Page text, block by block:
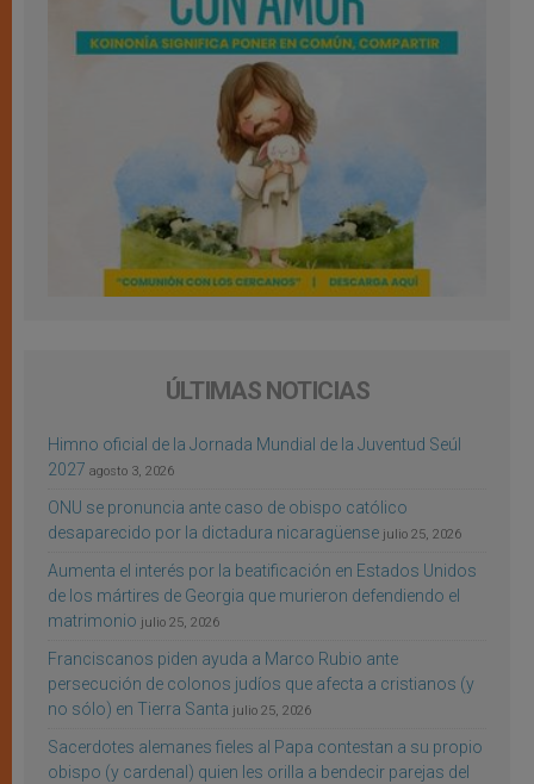
ÚLTIMAS NOTICIAS
Himno oficial de la Jornada Mundial de la Juventud Seúl
2027 agosto 3, 2026
ONU se pronuncia ante caso de obispo católico
desaparecido por la dictadura nicaragüense julio 25, 2026
Aumenta el interés por la beatificación en Estados Unidos
de los mártires de Georgia que murieron defendiendo el
matrimonio julio 25, 2026
Franciscanos piden ayuda a Marco Rubio ante
persecución de colonos judíos que afecta a cristianos (y
no sólo) en Tierra Santa julio 25, 2026
Sacerdotes alemanes fieles al Papa contestan a su propio
obispo (y cardenal) quien les orilla a bendecir parejas del